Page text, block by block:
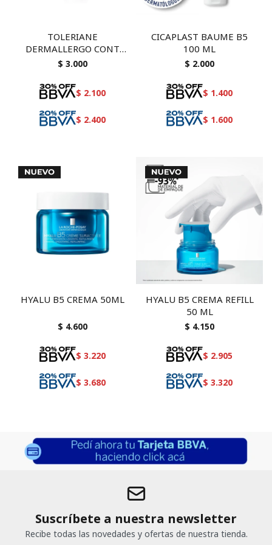
TOLERIANE
DERMALLERGO CONT
OJOS 20 ML
$ 3.000
$ 2.100
$ 2.400
CICAPLAST BAUME B5
100 ML
$ 2.000
$ 1.400
$ 1.600
HYALU B5 CREMA 50ML
$ 4.600
$ 3.220
$ 3.680
HYALU B5 CREMA REFILL
50 ML
$ 4.150
$ 2.905
$ 3.320
Suscríbete a nuestra newsletter
Recibe todas las novedades y ofertas de nuestra tienda.